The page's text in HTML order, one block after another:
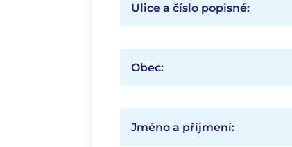
Ulice a číslo popisné:
Obec:
Jméno a příjmení: